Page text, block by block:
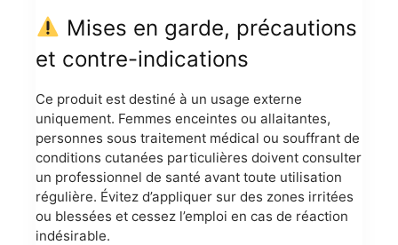
Mises en garde, précautions
et contre-indications
Ce produit est destiné à un usage externe
uniquement. Femmes enceintes ou allaitantes,
personnes sous traitement médical ou souffrant de
conditions cutanées particulières doivent consulter
un professionnel de santé avant toute utilisation
régulière. Évitez d’appliquer sur des zones irritées
ou blessées et cessez l’emploi en cas de réaction
indésirable.